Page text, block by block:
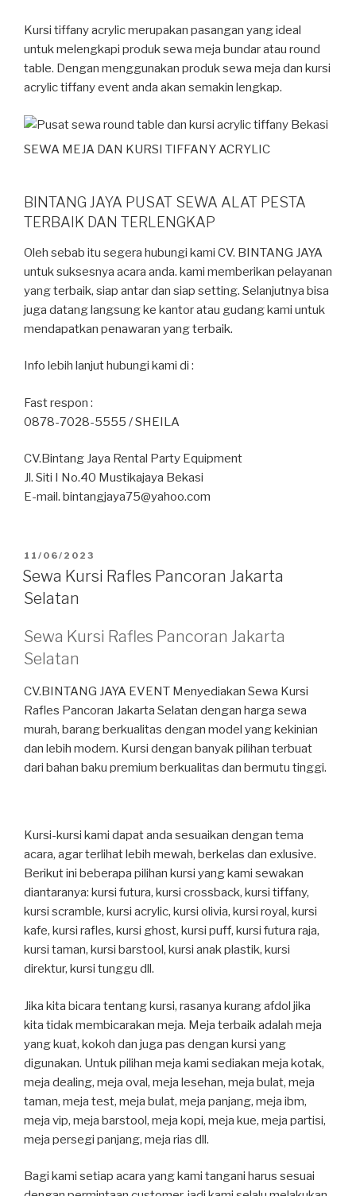
Kursi tiffany acrylic merupakan pasangan yang ideal
untuk melengkapi produk sewa meja bundar atau round
table. Dengan menggunakan produk sewa meja dan kursi
acrylic tiffany event anda akan semakin lengkap.
SEWA MEJA DAN KURSI TIFFANY ACRYLIC
BINTANG JAYA PUSAT SEWA ALAT PESTA
TERBAIK DAN TERLENGKAP
Oleh sebab itu segera hubungi kami CV. BINTANG JAYA
untuk suksesnya acara anda. kami memberikan pelayanan
yang terbaik, siap antar dan siap setting. Selanjutnya bisa
juga datang langsung ke kantor atau gudang kami untuk
mendapatkan penawaran yang terbaik.
Info lebih lanjut hubungi kami di :
Fast respon :
0878-7028-5555 / SHEILA
CV.Bintang Jaya Rental Party Equipment
Jl. Siti I No.40 Mustikajaya Bekasi
E-mail. bintangjaya75@yahoo.com
DIPOSKAN
PADA
11/06/2023
Sewa Kursi Rafles Pancoran Jakarta
Selatan
Sewa Kursi Rafles Pancoran Jakarta
Selatan
CV.BINTANG JAYA EVENT Menyediakan Sewa Kursi
Rafles Pancoran Jakarta Selatan dengan harga sewa
murah, barang berkualitas dengan model yang kekinian
dan lebih modern. Kursi dengan banyak pilihan terbuat
dari bahan baku premium berkualitas dan bermutu tinggi.
Kursi-kursi kami dapat anda sesuaikan dengan tema
acara, agar terlihat lebih mewah, berkelas dan exlusive.
Berikut ini beberapa pilihan kursi yang kami sewakan
diantaranya: kursi futura, kursi crossback, kursi tiffany,
kursi scramble, kursi acrylic, kursi olivia, kursi royal, kursi
kafe, kursi rafles, kursi ghost, kursi puff, kursi futura raja,
kursi taman, kursi barstool, kursi anak plastik, kursi
direktur, kursi tunggu dll.
Jika kita bicara tentang kursi, rasanya kurang afdol jika
kita tidak membicarakan meja. Meja terbaik adalah meja
yang kuat, kokoh dan juga pas dengan kursi yang
digunakan. Untuk pilihan meja kami sediakan meja kotak,
meja dealing, meja oval, meja lesehan, meja bulat, meja
taman, meja test, meja bulat, meja panjang, meja ibm,
meja vip, meja barstool, meja kopi, meja kue, meja partisi,
meja persegi panjang, meja rias dll.
Bagi kami setiap acara yang kami tangani harus sesuai